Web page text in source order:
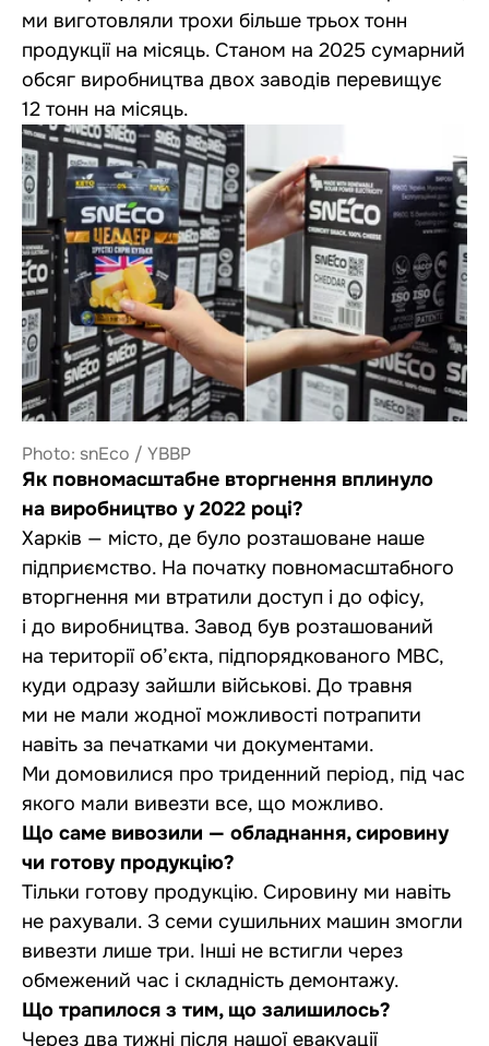
ми виготовляли трохи більше трьох тонн
продукції на місяць. Станом на 2025 сумарний
обсяг виробництва двох заводів перевищує
12 тонн на місяць.
Photo: snEco / YBBP
Як повномасштабне вторгнення вплинуло
на виробництво у 2022 році?
Харків — місто, де було розташоване наше
підприємство. На початку повномасштабного
вторгнення ми втратили доступ і до офісу,
і до виробництва. Завод був розташований
на території об’єкта, підпорядкованого МВС,
куди одразу зайшли військові. До травня
ми не мали жодної можливості потрапити
навіть за печатками чи документами.
Ми домовилися про триденний період, під час
якого мали вивезти все, що можливо.
Що саме вивозили — обладнання, сировину
чи готову продукцію?
Тільки готову продукцію. Сировину ми навіть
не рахували. З семи сушильних машин змогли
вивезти лише три. Інші не встигли через
обмежений час і складність демонтажу.
Що трапилося з тим, що залишилось?
Через два тижні після нашої евакуації